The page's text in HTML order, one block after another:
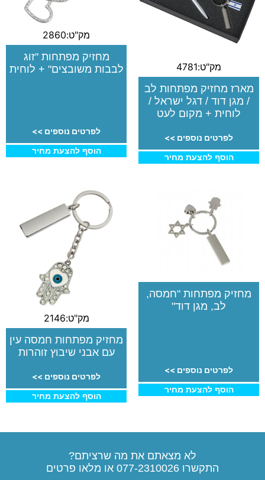
מק"ט:4781
מארז מחזיק מפתחות לב
/ מגן דוד / דגל ישראל /
לוחית + מקום לעט
לפרטים נוספים >>
הוסף להצעת מחיר
מק"ט:2860
מחזיק מפתחות "זוג
לבבות משובצים" + לוחית
לפרטים נוספים >>
הוסף להצעת מחיר
מחזיק מפתחות "חמסה,
לב, מגן דוד"
לפרטים נוספים >>
הוסף להצעת מחיר
מק"ט:2146
מחזיק מפתחות חמסה עין
עם אבני שיבוץ זוהרות
לפרטים נוספים >>
הוסף להצעת מחיר
לא מצאתם את מה שרציתם?
התקשרו 077-2310026 או מלאו פרטים